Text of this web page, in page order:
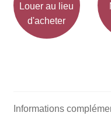
Louer au lieu
d'acheter
Informations